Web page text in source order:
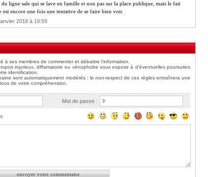
ligne sale qui se lave en famille et non pas sur la place publique, mais le fait
encore une fois une tentative de se faire bien voir.
2018 à 19:59
Mot de passe :